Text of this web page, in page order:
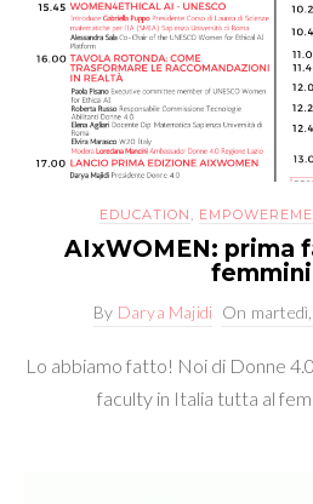
EDUCATION ,
AIxWOMEN: prima
By Darya Majidi On
Lo abbiamo fatto! Noi di Donne
faculty in Italia tutta al